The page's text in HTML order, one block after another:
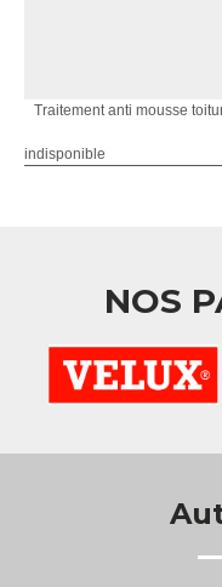
Traitement anti mousse
indisponible
NOS